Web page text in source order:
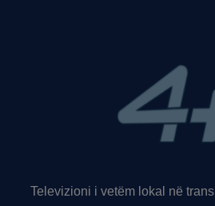
Televizioni i vetëm lokal në